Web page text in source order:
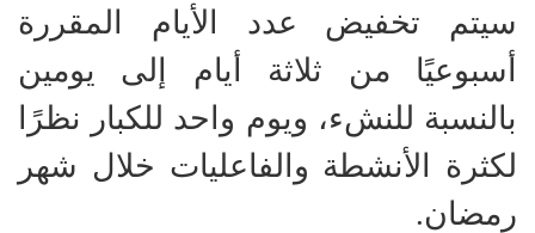
سيتم تخفيض عدد الأيام المقررة
أسبوعيًا من ثلاثة أيام إلى يومين
بالنسبة للنشء، ويوم واحد للكبار نظرًا
لكثرة الأنشطة والفاعليات خلال شهر
رمضان.